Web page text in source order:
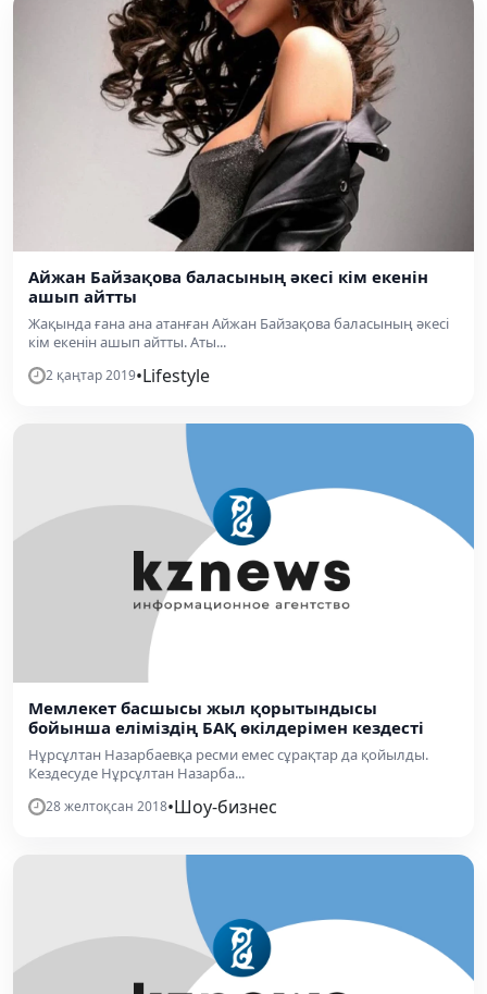
Айжан Байзақова баласының әкесі кім екенін
ашып айтты
Жақында ғана ана атанған Айжан Байзақова баласының әкесі
кім екенін ашып айтты. Аты...
2 қаңтар 2019•Lifestyle
Мемлекет басшысы жыл қорытындысы
бойынша еліміздің БАҚ өкілдерімен кездесті
Нұрсұлтан Назарбаевқа ресми емес сұрақтар да қойылды.
Кездесуде Нұрсұлтан Назарба...
28 желтоқсан 2018•Шоу-бизнес